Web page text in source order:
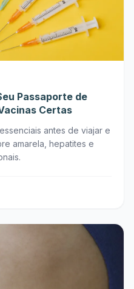
Passaporte de
Certas
antes de viajar e
amarela, hepatites e